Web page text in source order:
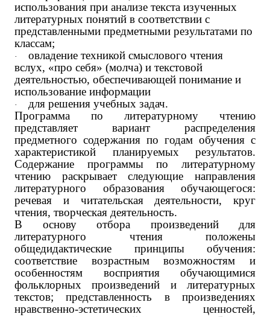
использования при анализе текста изученных
литературных понятий в соответствии с
представленными предметными результатами по
классам;
·
овладение техникой смыслового чтения
вслух, «про себя» (молча) и текстовой
деятельностью, обеспечивающей понимание и
использование информации
·
для решения учебных задач.
Программа по литературному чтению
представляет вариант распределения
предметного содержания по годам обучения с
характеристикой планируемых результатов.
Содержание программы по литературному
чтению раскрывает следующие направления
литературного образования обучающегося:
речевая и читательская деятельности, круг
чтения, творческая деятельность.
В основу отбора произведений для
литературного чтения положены
общедидактические принципы обучения:
соответствие возрастным возможностям и
особенностям восприятия обучающимися
фольклорных произведений и литературных
текстов; представленность в произведениях
нравственно-эстетических ценностей,